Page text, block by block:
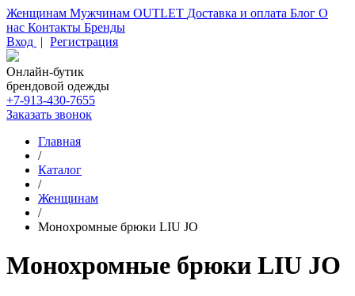
Женщинам Мужчинам OUTLET Доставка и оплата Блог О
нас Контакты Бренды
Вход | Регистрация
Онлайн-бутик
брендовой одежды
+7-913-430-7655
Заказать звонок
Главная
/
Каталог
/
Женщинам
/
Монохромные брюки LIU JO
Монохромные брюки LIU JO